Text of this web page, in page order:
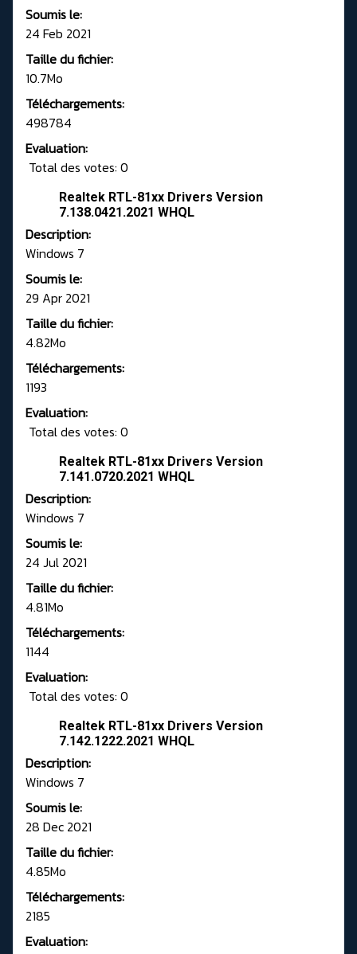
Soumis le:
24 Feb 2021
Taille du fichier:
10.7Mo
Téléchargements:
498784
Evaluation:
Total des votes: 0
Realtek RTL-81xx Drivers Version
7.138.0421.2021 WHQL
Description:
Windows 7
Soumis le:
29 Apr 2021
Taille du fichier:
4.82Mo
Téléchargements:
1193
Evaluation:
Total des votes: 0
Realtek RTL-81xx Drivers Version
7.141.0720.2021 WHQL
Description:
Windows 7
Soumis le:
24 Jul 2021
Taille du fichier:
4.81Mo
Téléchargements:
1144
Evaluation:
Total des votes: 0
Realtek RTL-81xx Drivers Version
7.142.1222.2021 WHQL
Description:
Windows 7
Soumis le:
28 Dec 2021
Taille du fichier:
4.85Mo
Téléchargements:
2185
Evaluation: